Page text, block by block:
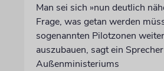
Man sei sich »nun deutlich
Frage, was getan werden
sogenannten Pilotzonen
auszubauen, sagt ein
Außenministeriums